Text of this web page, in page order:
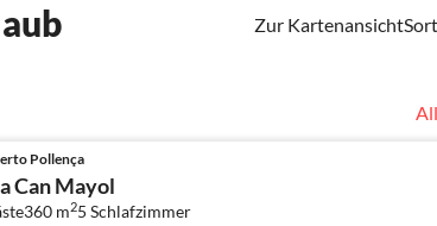
Zur Kartenansicht
Pollença
Can Mayol
360 m25 Schlafzimmer